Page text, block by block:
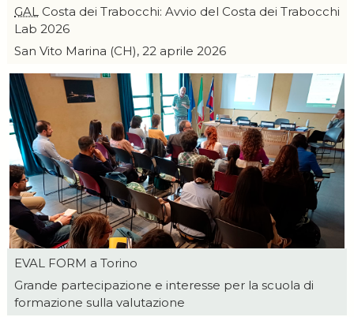
GAL Costa dei Trabocchi: Avvio del Costa dei Trabocchi
Lab 2026
San Vito Marina (CH), 22 aprile 2026
EVAL FORM a Torino
Grande partecipazione e interesse per la scuola di
formazione sulla valutazione